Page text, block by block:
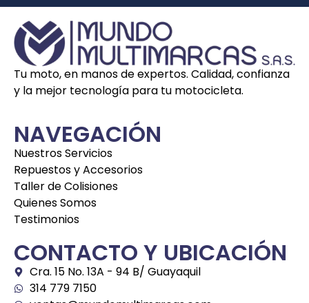
Tu moto, en manos de expertos. Calidad, confianza
y la mejor tecnología para tu motocicleta.
NAVEGACIÓN
Nuestros Servicios
Repuestos y Accesorios
Taller de Colisiones
Quienes Somos
Testimonios
CONTACTO Y UBICACIÓN
Cra. 15 No. 13A - 94 B/ Guayaquil
314 779 7150